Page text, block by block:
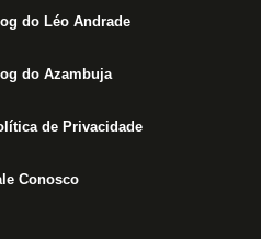
do Léo Andrade
do Azambuja
de Privacidade
Conosco
a inédita